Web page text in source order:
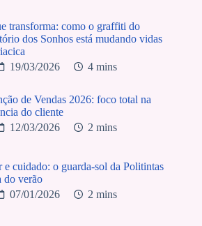
transforma: como o graffiti do
dos Sonhos está mudando vidas
19/03/2026
4 mins
de Vendas 2026: foco total na
do cliente
12/03/2026
2 mins
e cuidado: o guarda-sol da Politintas
do verão
07/01/2026
2 mins